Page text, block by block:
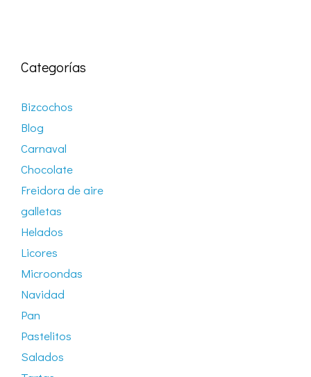
Categorías
Bizcochos
Blog
Carnaval
Chocolate
Freidora de aire
galletas
Helados
Licores
Microondas
Navidad
Pan
Pastelitos
Salados